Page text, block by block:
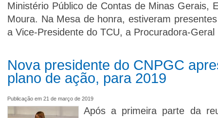
Ministério Público de Contas de Minas Gerais,
Moura. Na Mesa de honra, estiveram
a Vice-Presidente do TCU, a Procuradora-
Nova presidente do CNPGC
plano de ação, para 2019
Publicação em 21 de março de 2019
Após a primeira parte da